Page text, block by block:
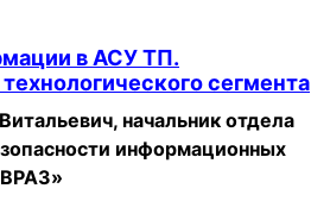
в АСУ ТП.
сегмента
начальник отдела
информационных